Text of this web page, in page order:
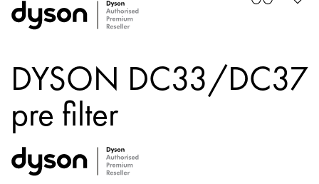
DYSON DC33/DC37
pre filter